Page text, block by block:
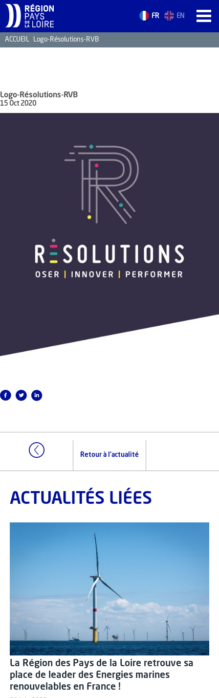
FR EN
ACCUEIL Logo-Résolutions-RVB
Logo-Résolutions-RVB
15 Oct 2020
Retour à l'actualité
ACTUALITÉS LIÉES
La Région des Pays de la Loire retrouve sa
place de leader des Energies marines
renouvelables en France !